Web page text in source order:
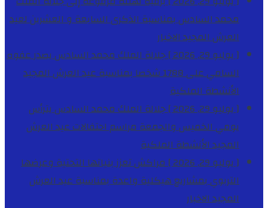
محمد السادس بمناسبة الذكرى السابعة و العشرين لعيد
العرش المجيدالاخبار
[ يوليو 29, 2026 ]
جلالة الملك محمد السادس يصدر عفوه
السامي على 1788 شخصا بمناسبة عيد العرش المجيد
الأنشطة الملكية
[ يوليو 29, 2026 ]
جلالة الملك محمد السادس يترأس
يومي الخميس والجمعة مراسم احتفالات عيد العرش
المجيدالأنشطة الملكية
[ يوليو 29, 2026 ]
مراكش تعزز بنياتها التحتية وعرضها
التربوي بمشاريع هيكلية واعدة بمناسبة عيد العرش
المجيدالاخبار